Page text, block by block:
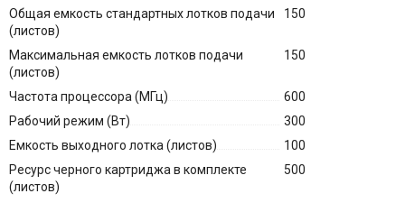
Общая емкость стандартных лотков подачи
(листов)
150
Максимальная емкость лотков подачи
(листов)
150
Частота процессора (МГц)
600
Рабочий режим (Вт)
300
Емкость выходного лотка (листов)
100
Ресурс черного картриджа в комплекте
(листов)
500